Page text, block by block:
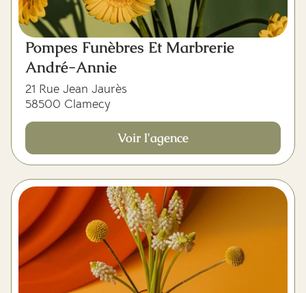
Pompes Funèbres Et Marbrerie
André-Annie
21 Rue Jean Jaurès
58500 Clamecy
Voir l'agence